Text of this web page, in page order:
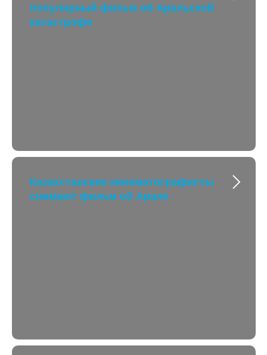
популярный фильм об Аральской
катастрофе
Казахстанские кинематографисты
снимают фильм об Арале